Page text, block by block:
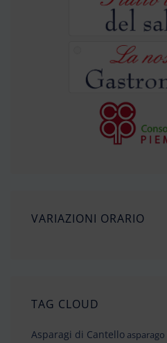
VARIAZIONI ORARIO
TAG CLOUD
Asparagi di Cantello asparago